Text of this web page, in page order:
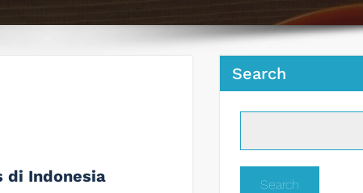
di Indonesia
Search
Search